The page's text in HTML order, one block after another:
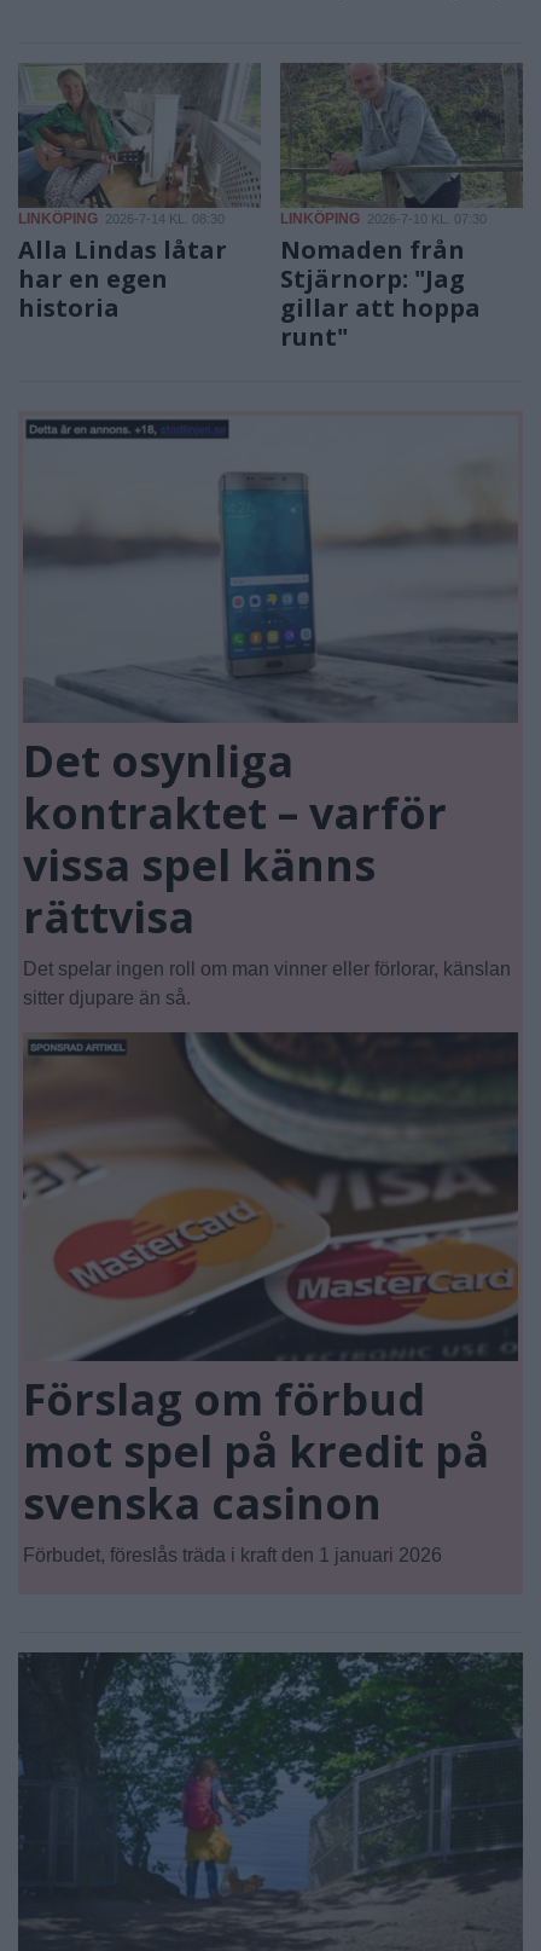
LINKÖPING 2026-7-14 KL. 08:30
Alla Lindas låtar
har en egen
historia
LINKÖPING 2026-7-10 KL. 07:30
Nomaden från
Stjärnorp: "Jag
gillar att hoppa
runt"
Det osynliga
kontraktet – varför
vissa spel känns
rättvisa
Det spelar ingen roll om man vinner eller förlorar, känslan
sitter djupare än så.
Förslag om förbud
mot spel på kredit på
svenska casinon
Förbudet, föreslås träda i kraft den 1 januari 2026